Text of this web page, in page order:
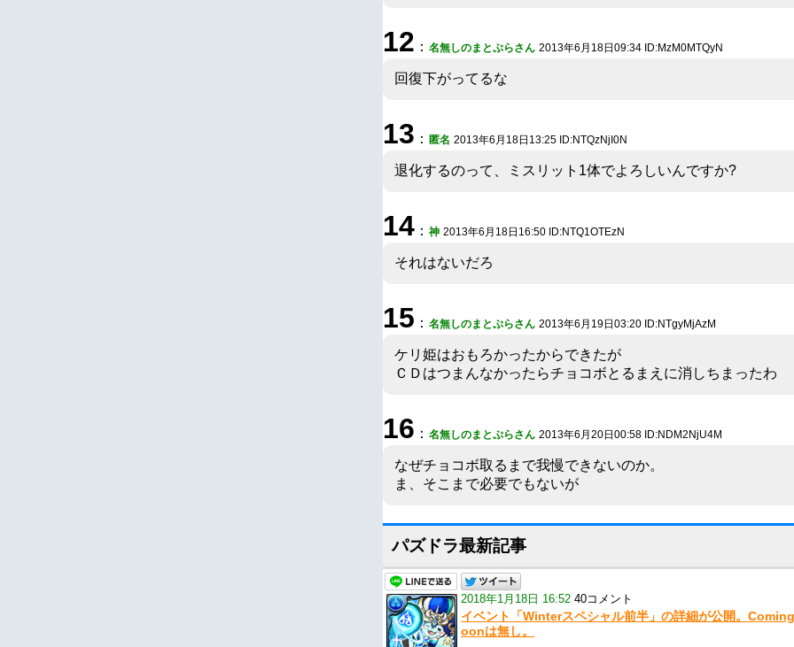
12 ： 名無しのまとぷらさん 2013年6月18日09:34 ID:MzM0MTQyN
回復下がってるな
13 ： 匿名 2013年6月18日13:25 ID:NTQzNjI0N
退化するのって、ミスリット1体でよろしいんですか?
14 ： 神 2013年6月18日16:50 ID:NTQ1OTEzN
それはないだろ
15 ： 名無しのまとぷらさん 2013年6月19日03:20 ID:NTgyMjAzM
ケリ姫はおもろかったからできたが
ＣＤはつまんなかったらチョコボとるまえに消しちまったわ
16 ： 名無しのまとぷらさん 2013年6月20日00:58 ID:NDM2NjU4M
なぜチョコボ取るまで我慢できないのか。
ま、そこまで必要でもないが
パズドラ最新記事
2018年1月18日 16:52 40コメント
イベント「Winterスペシャル前半」の詳細が公開。
oonは無し。